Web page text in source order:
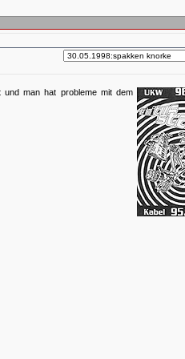
man hat probleme mit dem